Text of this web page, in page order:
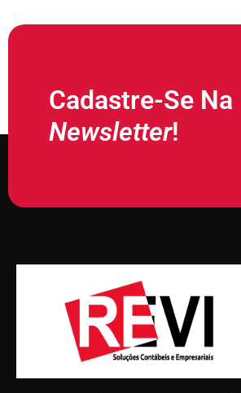
Cadastre-Se Na
Newsletter!